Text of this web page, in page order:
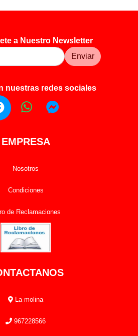
a Nuestro Newsletter
Enviar
nuestras redes sociales
EMPRESA
Nosotros
Condiciones
de Reclamaciones
La molina
967228566